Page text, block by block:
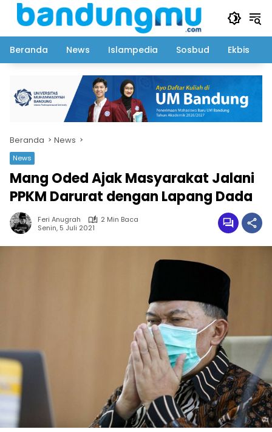
Langsung
Beranda
News Islampedia Sosbud Ekbis
Beranda News
News
Mang Oded Ajak Masyarakat Jalani
PPKM Darurat dengan Lapang Dada
Feri Anugrah
2 Min Baca
Senin, 5 Juli 2021